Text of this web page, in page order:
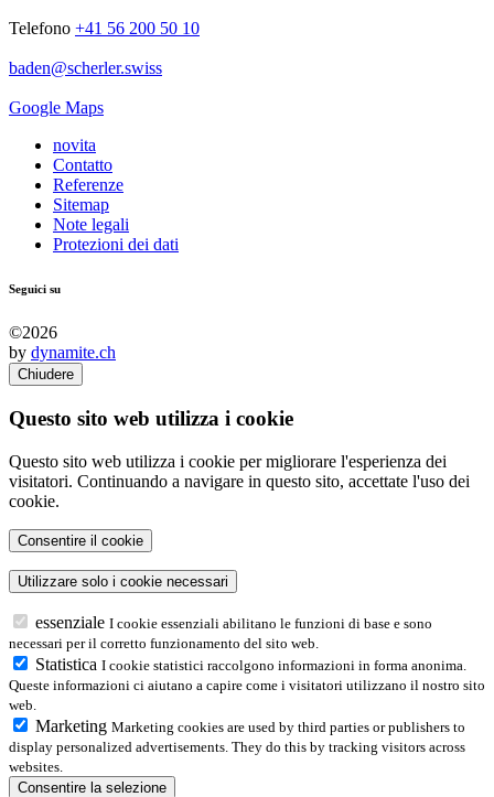
Telefono +41 56 200 50 10
baden@scherler.swiss
Google Maps
novita
Contatto
Referenze
Sitemap
Note legali
Protezioni dei dati
Seguici su
©2026
by dynamite.ch
Chiudere
Questo sito web utilizza i cookie
Questo sito web utilizza i cookie per migliorare l'esperienza dei
visitatori. Continuando a navigare in questo sito, accettate l'uso dei
cookie.
essenziale I cookie essenziali abilitano le funzioni di base e sono
necessari per il corretto funzionamento del sito web.
Statistica I cookie statistici raccolgono informazioni in forma anonima.
Queste informazioni ci aiutano a capire come i visitatori utilizzano il nostro sito
web.
Marketing Marketing cookies are used by third parties or publishers to
display personalized advertisements. They do this by tracking visitors across
websites.